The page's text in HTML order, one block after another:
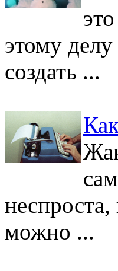
этому
создать ...
можно ...